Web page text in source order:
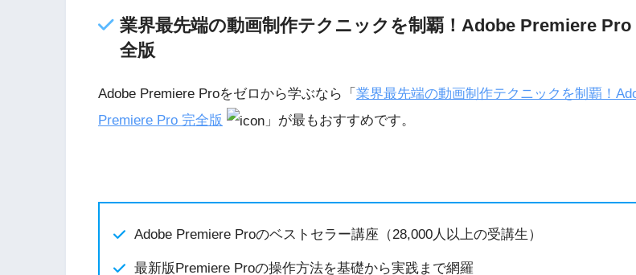
業界最先端の動画制作テクニックを制覇！Adobe Premiere Pro
全版
Adobe Premiere Proをゼロから学ぶなら「 業界最先端の動画制作テクニックを制覇！
Premiere Pro 完全版
」が最もおすすめです。
Adobe Premiere Proのベストセラー講座（28,000人以上の受講生）
最新版Premiere Proの操作方法を基礎から実践まで網羅